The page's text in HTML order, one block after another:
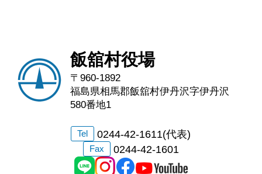
飯舘村役場
〒960-1892
福島県相馬郡飯舘村伊丹沢字伊丹沢
580番地1
Tel 0244-42-1611(代表)
Fax 0244-42-1601